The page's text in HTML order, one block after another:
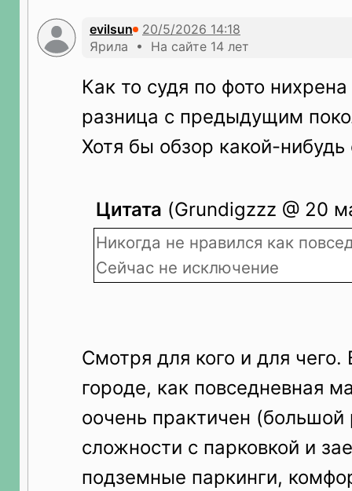
evilsun
Ярила • На сайте 14 лет
Как то судя по фото
разница с предыдущим
Хотя бы обзор какой-нибудь
Цитата (Grundigzzz @ 20
Никогда не нравился как
Сейчас не исключение
Смотря для кого и для
городе, как повседневная
оочень практичен (большой
сложности с парковкой и
подземные паркинги,